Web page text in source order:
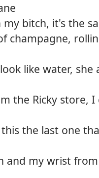
my bitch, it's the
champagne,
like water, she
the Ricky store,
the last one
and my wrist